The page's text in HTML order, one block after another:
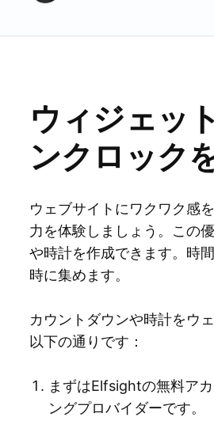
ウィジェッ
ンクロック
ウェブサイトにワクワク感
力を体験しましょう。この
や時計を作成できます。時
時に集めます。
カウントダウンや時計をウ
以下の通りです：
まずはElfsightの無料ア
ングプロバイダーです。